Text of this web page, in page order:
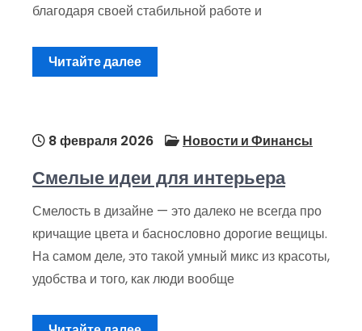
благодаря своей стабильной работе и
Читайте далее
8 февраля 2026 Новости и Финансы
Смелые идеи для интерьера
Смелость в дизайне — это далеко не всегда про
кричащие цвета и баснословно дорогие вещицы.
На самом деле, это такой умный микс из красоты,
удобства и того, как люди вообще